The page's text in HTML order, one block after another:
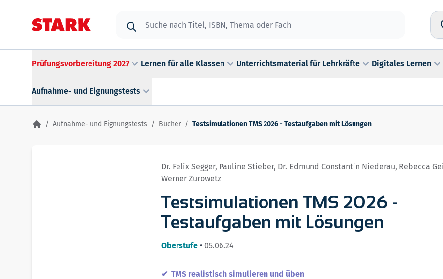
Prüfungsvorbereitung 2027 Lernen für alle Klassen Unterrichtsmaterial für Lehrkräfte Digitales Lernen
Aufnahme- und Eignungstests
/ Aufnahme- und Eignungstests / Bücher / Testsimulationen TMS 2026 - Testaufgaben mit Lösungen
Dr. Felix Segger, Pauline Stieber, Dr. Edmund Constantin Niederau, Rebecca
Werner Zurowetz
Testsimulationen TMS 2026 -
Testaufgaben mit Lösungen
Oberstufe • 05.06.24
TMS realistisch simulieren und üben